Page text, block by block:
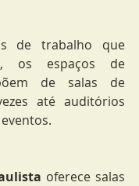
de trabalho que
os espaços de
de salas de
até auditórios
oferece salas